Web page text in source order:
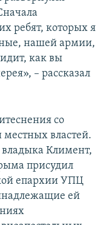
ребят, которых я
нашей армии,
как вы
– рассказал
со
местных властей.
владыка Климент,
присудил
епархии УПЦ
ей